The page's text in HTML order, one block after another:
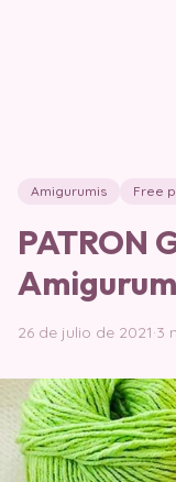
Amigurumis Free
PATRON
26 de julio de 2021·3